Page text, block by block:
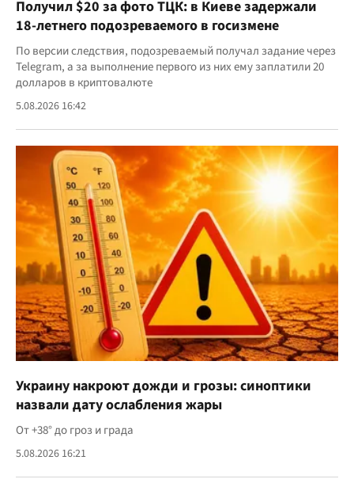
Получил $20 за фото ТЦК: в Киеве задержали
18-летнего подозреваемого в госизмене
По версии следствия, подозреваемый получал задание через
Telegram, а за выполнение первого из них ему заплатили 20
долларов в криптовалюте
5.08.2026 16:42
Украину накроют дожди и грозы: синоптики
назвали дату ослабления жары
От +38° до гроз и града
5.08.2026 16:21